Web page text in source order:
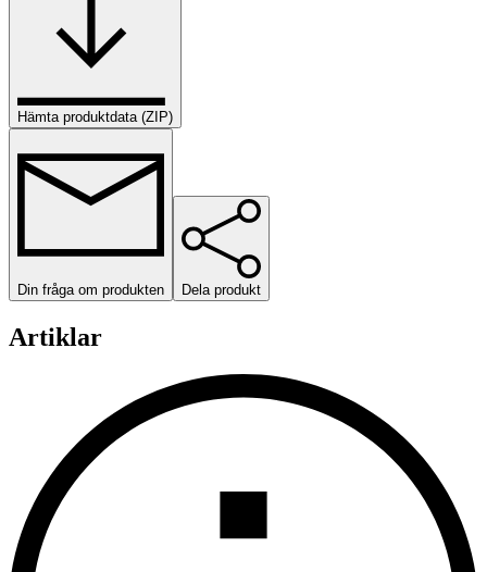
Hämta produktdata (ZIP)
Din fråga om produkten Dela produkt
Artiklar